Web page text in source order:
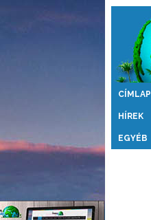
Érdekes
CÍMLAP
HÍREK
EGYÉB